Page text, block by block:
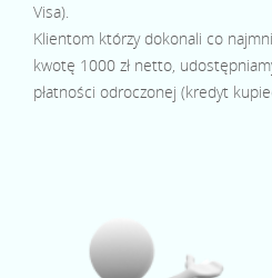
Visa).
Klientom którzy dokonali co
kwotę 1000 zł netto,
płatności odroczonej (kredyt